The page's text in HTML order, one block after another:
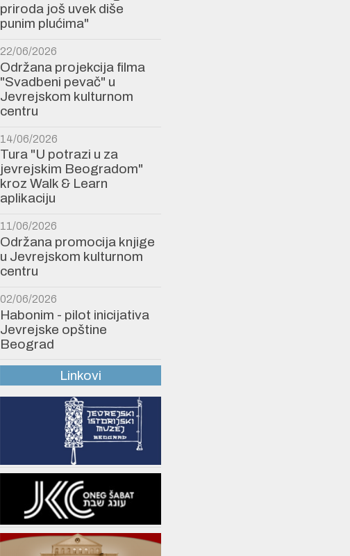
priroda još uvek diše
punim plućima"
22/06/2026
Održana projekcija filma
"Svadbeni pevač" u
Jevrejskom kulturnom
centru
14/06/2026
Tura "U potrazi u za
jevrejskim Beogradom"
kroz Walk & Learn
aplikaciju
11/06/2026
Održana promocija knjige
u Jevrejskom kulturnom
centru
02/06/2026
Habonim - pilot inicijativa
Jevrejske opštine
Beograd
Linkovi